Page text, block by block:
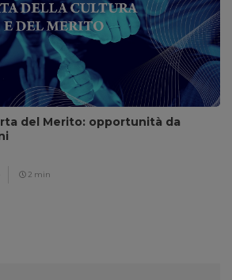
del Merito: opportunità da
2 min